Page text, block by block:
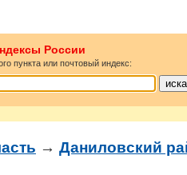
России
пункта или почтовый индекс:
→ Даниловский